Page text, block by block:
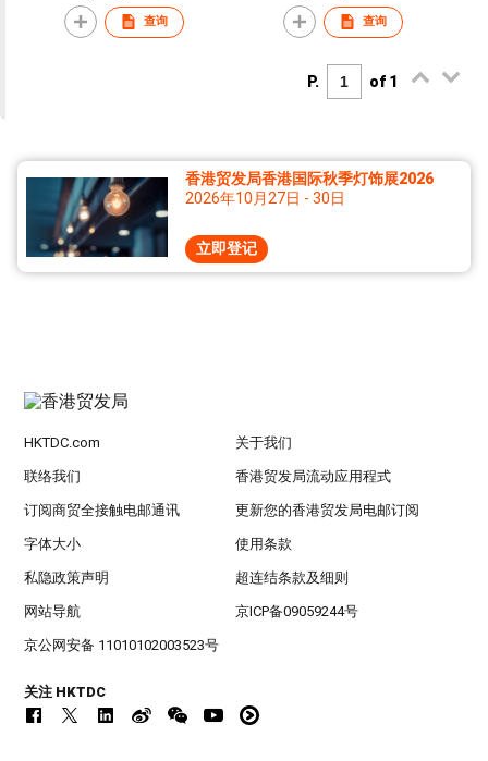
查询 查询
P. of 1
香港贸发局香港国际秋季灯饰展2026
2026年10月27日 - 30日
立即登记
HKTDC.com 关于我们
联络我们 香港贸发局流动应用程式
订阅商贸全接触电邮通讯 更新您的香港贸发局电邮订阅
字体大小 使用条款
私隐政策声明 超连结条款及细则
网站导航 京ICP备09059244号
京公网安备 11010102003523号
关注 HKTDC